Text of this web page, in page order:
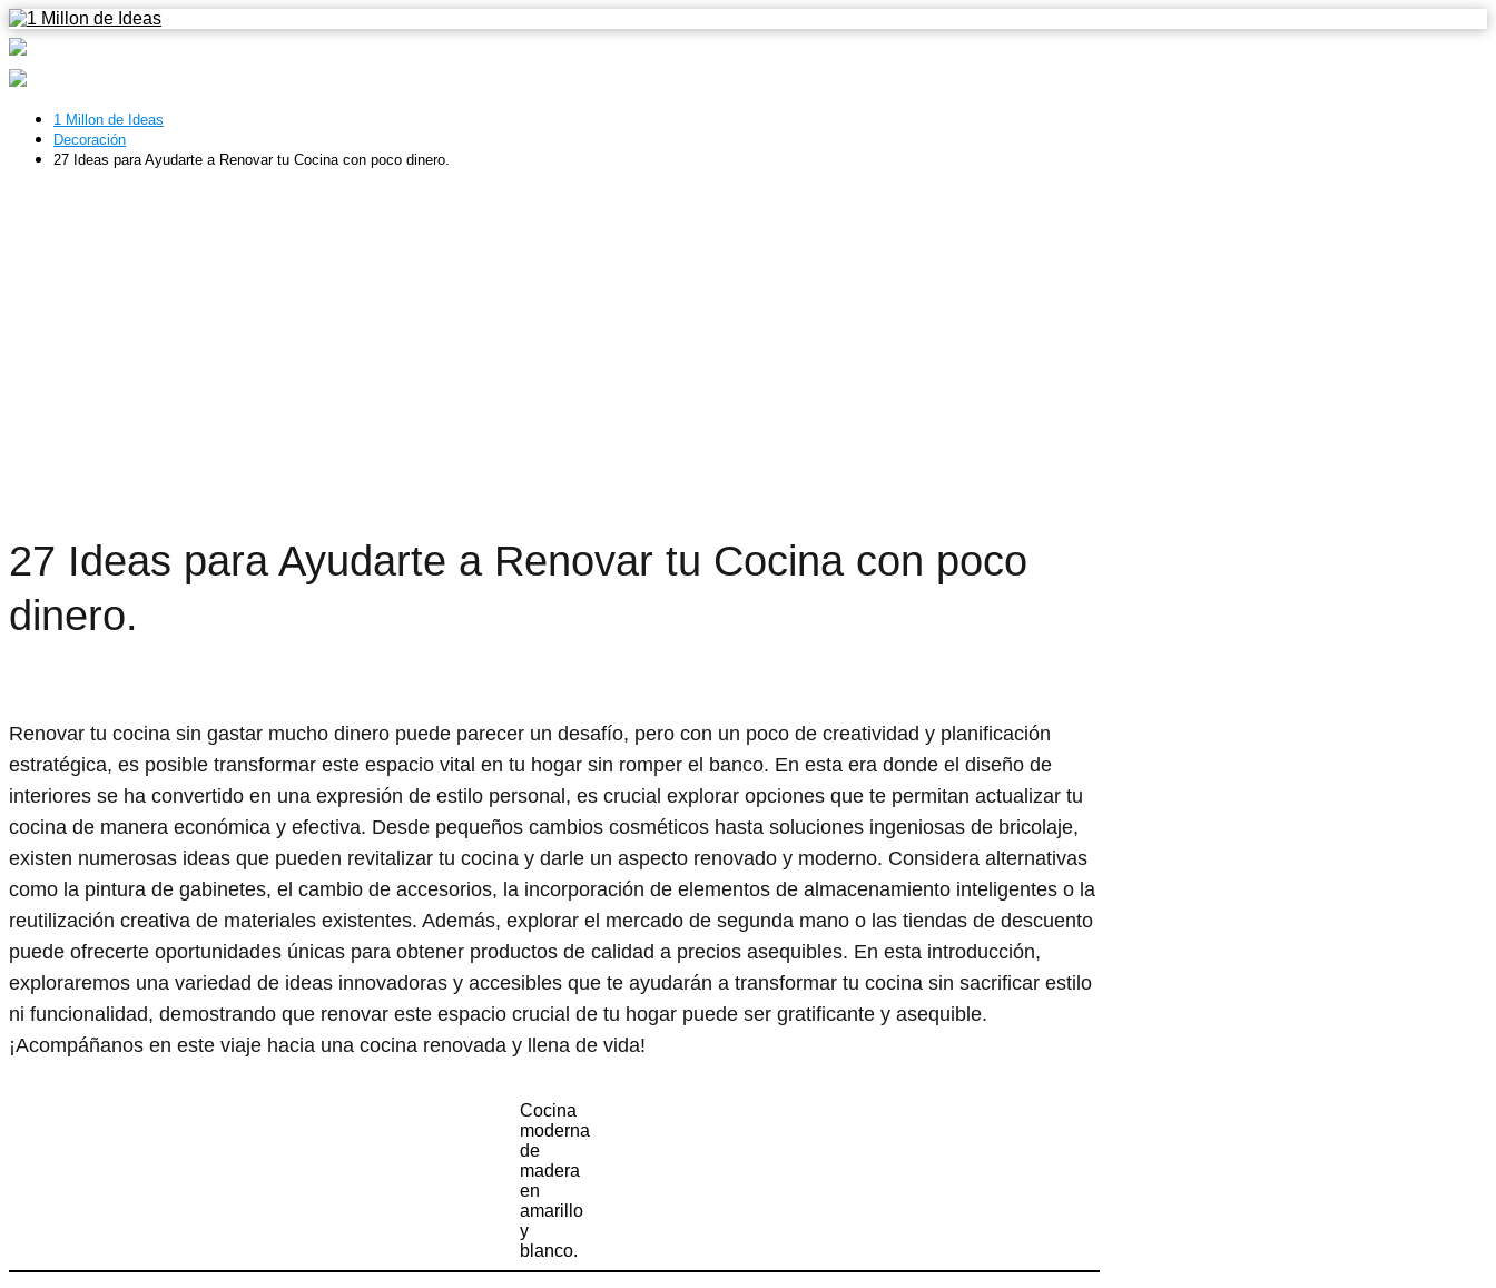
1 Millon de Ideas
Decoración
27 Ideas para Ayudarte a Renovar tu Cocina con poco dinero.
27 Ideas para Ayudarte a Renovar tu Cocina con poco
dinero.
Renovar tu cocina sin gastar mucho dinero puede parecer un desafío, pero con un poco de creatividad y planificación
estratégica, es posible transformar este espacio vital en tu hogar sin romper el banco. En esta era donde el diseño de
interiores se ha convertido en una expresión de estilo personal, es crucial explorar opciones que te permitan actualizar tu
cocina de manera económica y efectiva. Desde pequeños cambios cosméticos hasta soluciones ingeniosas de bricolaje,
existen numerosas ideas que pueden revitalizar tu cocina y darle un aspecto renovado y moderno. Considera alternativas
como la pintura de gabinetes, el cambio de accesorios, la incorporación de elementos de almacenamiento inteligentes o la
reutilización creativa de materiales existentes. Además, explorar el mercado de segunda mano o las tiendas de descuento
puede ofrecerte oportunidades únicas para obtener productos de calidad a precios asequibles. En esta introducción,
exploraremos una variedad de ideas innovadoras y accesibles que te ayudarán a transformar tu cocina sin sacrificar estilo
ni funcionalidad, demostrando que renovar este espacio crucial de tu hogar puede ser gratificante y asequible.
¡Acompáñanos en este viaje hacia una cocina renovada y llena de vida!
Cocina
moderna
de
madera
en
amarillo
y
blanco.